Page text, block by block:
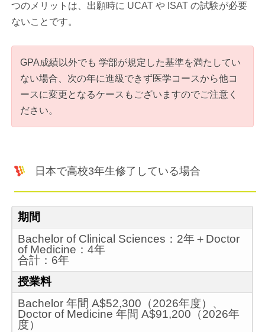
つのメリットは、出願時に UCAT や ISAT の試験が必要
ないことです。
GPA成績以外でも 学部が規定した基準を満たしてい
ない場合、次の年に進級できず医学コースから他コ
ースに変更となるケースもございますのでご注意く
ださい。
日本で高校3年生修了している場合
期間
Bachelor of Clinical Sciences：2年＋Doctor
of Medicine：4年
合計：6年
授業料
Bachelor 年間 A$52,300（2026年度）、
Doctor of Medicine 年間 A$91,200（2026年
度）